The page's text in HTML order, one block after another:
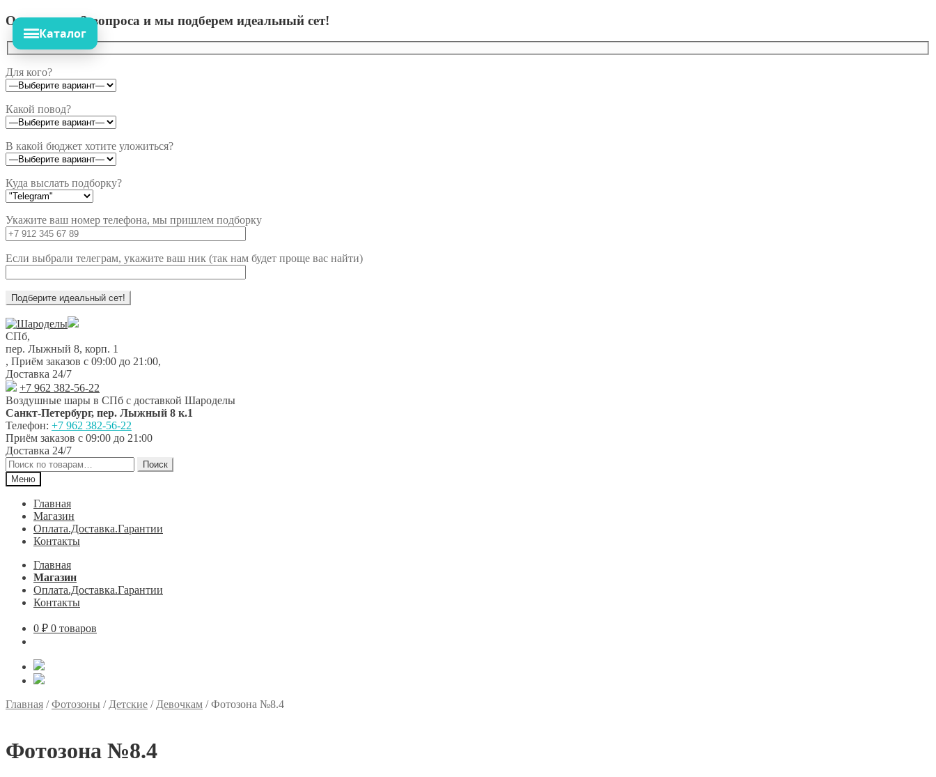
Ответьте на 3 вопроса и мы подберем идеальный сет!
Для кого?
Какой повод?
В какой бюджет хотите уложиться?
Куда выслать подборку?
Укажите ваш номер телефона, мы пришлем подборку
Если выбрали телеграм, укажите ваш ник (так нам будет проще вас найти)
Перейти
к
навигации
Перейти
к
содержимому
СПб,
пер. Лыжный 8, корп. 1
, Приём заказов с 09:00 до 21:00,
Доставка 24/7
+7 962 382-56-22
Воздушные шары в СПб с доставкой Шароделы
Санкт-Петербург, пер. Лыжный 8 к.1
Телефон: +7 962 382-56-22
Приём заказов с 09:00 до 21:00
Доставка 24/7
Искать:
Поиск
Меню
Главная
Магазин
Оплата.Доставка.Гарантии
Контакты
Главная
Магазин
Оплата.Доставка.Гарантии
Контакты
0 ₽ 0 товаров
Каталог
Главная /Фотозоны / Детские / Девочкам /Фотозона №8.4
Фотозона №8.4